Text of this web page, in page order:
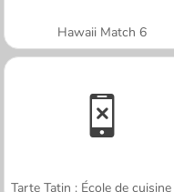
Hawaii Match 6